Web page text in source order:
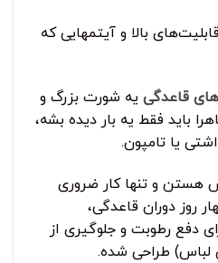
بالا و آیتمهایی که
قاعدگی یه شورت بزرگ و
باید فقط یه بار دیده بشه،
یا تامپون.
هستن و تنها کار ضروری
روز دوران قاعدگی،
دفع رطوبت و جلوگیری از
لباس) طراحی شده.